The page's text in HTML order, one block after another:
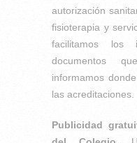
autorización
fisioterapia y
facilitamos los
documentos
informamos
las acreditaciones.
Publicidad